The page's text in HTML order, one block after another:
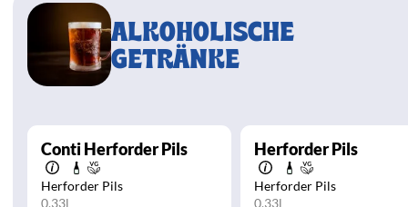
ALKOHOLISCHE
GETRÄNKE
Conti Herforder Pils
Herforder Pils
0,33l
Herforder Pils
Herforder Pils
0,33l